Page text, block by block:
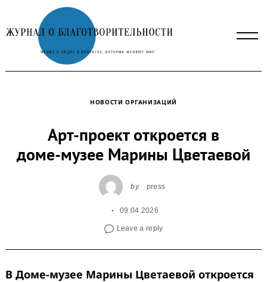
to
content
НОВОСТИ ОРГАНИЗАЦИЙ
Арт-проект откроется в
доме‑музее Марины Цветаевой
by press
09.04.2026
Leave a reply
В Доме-музее Марины Цветаевой откроется